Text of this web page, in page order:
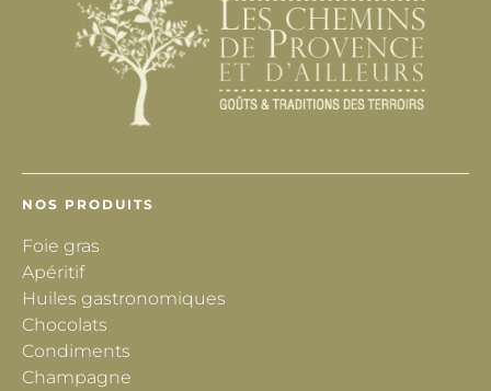
NOS PRODUITS
Foie gras
Apéritif
Huiles gastronomiques
Chocolats
Condiments
Champagne